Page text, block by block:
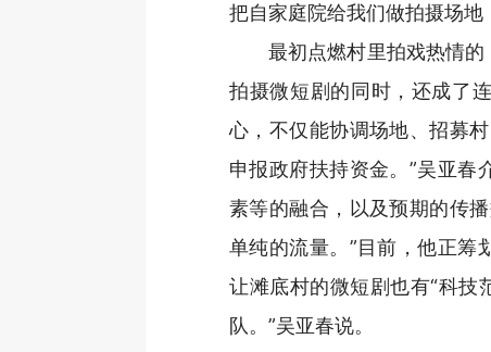
把自家庭院给我们做拍摄场地
最初点燃村里拍戏热情
拍摄微短剧的同时，还成了
心，不仅能协调场地、招募
申报政府扶持资金。”吴亚春
素等的融合，以及预期的传
单纯的流量。”目前，他正筹
让滩底村的微短剧也有“科技
队。”吴亚春说。